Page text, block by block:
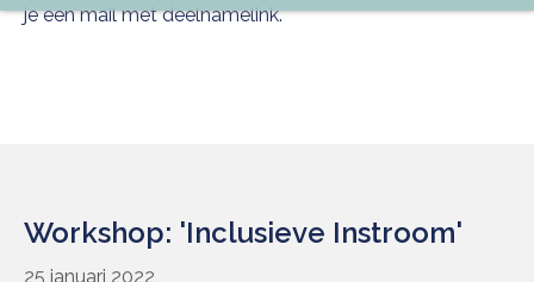
je een mail met deelnamelink.
Workshop: 'Inclusieve Instroom'
25 januari 2022